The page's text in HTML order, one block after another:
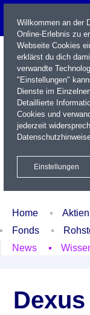
Name / WKN / ISIN /
Xetra Realtime
Home Aktien
Fonds
News
Willkommen an der
Online-Erlebnis zu
Webseite Cookies
erklärst du dich
verwandte
"Einstellungen"
Dienste im
Detaillierte
Cookies und
jederzeit
Einstellungen